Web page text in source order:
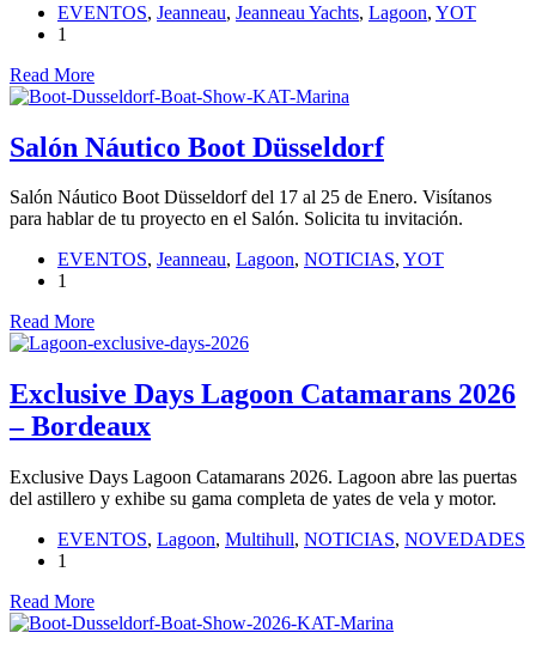
EVENTOS, Jeanneau, Jeanneau Yachts, Lagoon, YOT
1
Read More
Salón Náutico Boot Düsseldorf
Salón Náutico Boot Düsseldorf del 17 al 25 de Enero. Visítanos
para hablar de tu proyecto en el Salón. Solicita tu invitación.
EVENTOS, Jeanneau, Lagoon, NOTICIAS, YOT
1
Read More
Exclusive Days Lagoon Catamarans 2026
– Bordeaux
Exclusive Days Lagoon Catamarans 2026. Lagoon abre las puertas
del astillero y exhibe su gama completa de yates de vela y motor.
EVENTOS, Lagoon, Multihull, NOTICIAS, NOVEDADES
1
Read More